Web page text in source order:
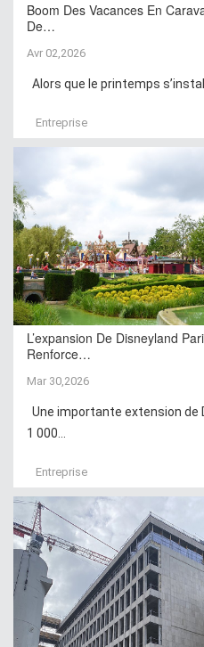
Boom Des Vacances En
De…
Avr 02,2026
Alors que le printemps
Entreprise
L’expansion De Disneyland
Renforce…
Mar 30,2026
Une importante extension de
1 000...
Entreprise